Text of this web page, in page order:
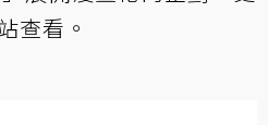
查看。